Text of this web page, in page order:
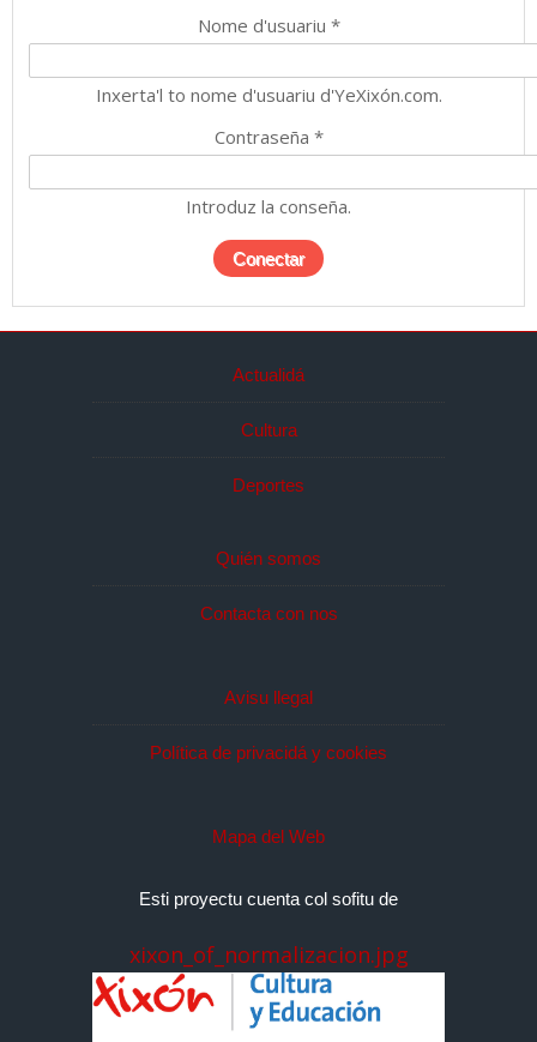
Nome d'usuariu *
Inxerta'l to nome d'usuariu d'YeXixón.com.
Contraseña *
Introduz la conseña.
Actualidá
Cultura
Deportes
Quién somos
Contacta con nos
Avisu llegal
Política de privacidá y cookies
Mapa del Web
Esti proyectu cuenta col sofitu de
xixon_of_normalizacion.jpg